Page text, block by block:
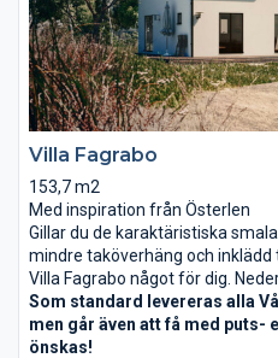
Villa Fagrabo
153,7 m2
Med inspiration från Österlen
Gillar du de karaktäristiska
mindre taköverhäng och
Villa Fagrabo något för dig.
planlösning och rundgång i kök
och välkomnande.
kan du forma och inreda som du
Som standard levereras alla
men går även att få med puts-
önskas!